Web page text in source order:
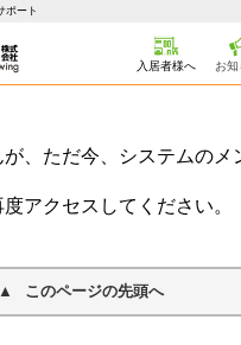
ポート
入居者様へ お
、ただ今、システムのメ
アクセスしてください。
このページの先頭へ